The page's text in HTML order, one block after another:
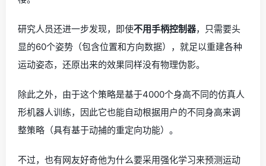
研究人员还进一步发现，即使不用手柄控制器，只需要头
显的60个姿势（包含位置和方向数据），就足以重建各种
运动姿态，还原出来的效果同样没有物理伪影。
除此之外，由于这个策略是基于4000个身高不同的仿真人
形机器人训练，因此它也能自动根据用户的不同身高来调
整策略（具有基于动捕的重定向功能）。
不过，也有网友好奇他为什么要采用强化学习来预测运动